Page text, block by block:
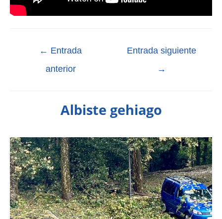
← Entrada
anterior
Entrada siguiente
→
Albiste gehiago